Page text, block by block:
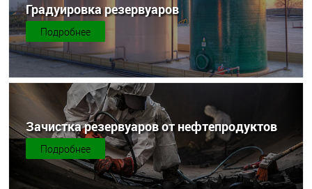
Градуировка резервуаров
Подробнее
Зачистка резервуаров от нефтепродуктов
Подробнее